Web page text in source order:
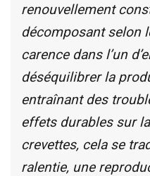
renouvellement
décomposant selon
carence dans l’un
déséquilibrer la
entraînant des
effets durables sur
crevettes, cela se
ralentie, une